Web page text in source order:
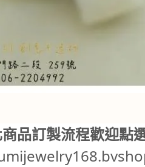
品訂製流程歡迎點